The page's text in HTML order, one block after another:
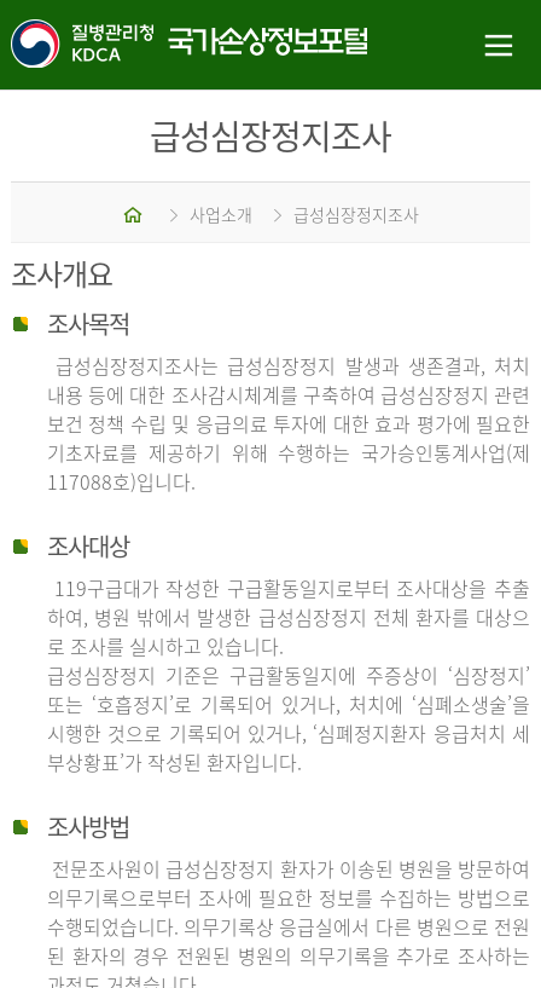
급성심장정지조사
홈 사업소개 급성심장정지조사
조사개요
조사목적
급성심장정지조사는 급성심장정지 발생과 생존결과, 처치
내용 등에 대한 조사감시체계를 구축하여 급성심장정지 관련
보건 정책 수립 및 응급의료 투자에 대한 효과 평가에 필요한
기초자료를 제공하기 위해 수행하는 국가승인통계사업(제
117088호)입니다.
조사대상
119구급대가 작성한 구급활동일지로부터 조사대상을 추출
하여, 병원 밖에서 발생한 급성심장정지 전체 환자를 대상으
로 조사를 실시하고 있습니다.
급성심장정지 기준은 구급활동일지에 주증상이 ‘심장정지’
또는 ‘호흡정지’로 기록되어 있거나, 처치에 ‘심폐소생술’을
시행한 것으로 기록되어 있거나, ‘심폐정지환자 응급처치 세
부상황표’가 작성된 환자입니다.
조사방법
전문조사원이 급성심장정지 환자가 이송된 병원을 방문하여
의무기록으로부터 조사에 필요한 정보를 수집하는 방법으로
수행되었습니다. 의무기록상 응급실에서 다른 병원으로 전원
된 환자의 경우 전원된 병원의 의무기록을 추가로 조사하는